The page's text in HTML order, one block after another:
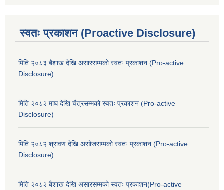
स्वतः प्रकाशन (Proactive Disclosure)
मिति २०८३ बैशाख देखि असारसम्मको स्वतः प्रकाशन (Pro-active
Disclosure)
मिति २०८२ माघ देखि चैत्रसम्मको स्वतः प्रकाशन (Pro-active
Disclosure)
मिति २०८२ श्रावण देखि असोजसम्मको स्वतः प्रकाशन (Pro-active
Disclosure)
मिति २०८२ बैशाख देखि असारसम्मको स्वतः प्रकाशन(Pro-active